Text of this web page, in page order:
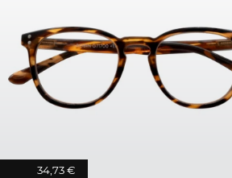
34,73 €